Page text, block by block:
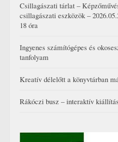
Csillagászati tárlat –
csillagászati eszközök –
18 óra
Ingyenes számítógépes és
tanfolyam
Kreatív délelőtt a könyvtárban
Rákóczi busz – interaktív